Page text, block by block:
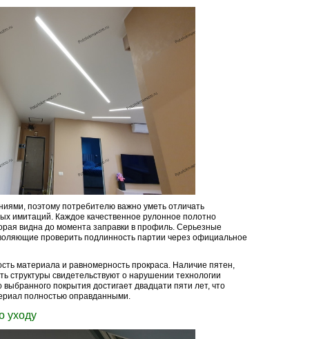
поэтому потребителю важно уметь отличать
имитаций. Каждое качественное рулонное полотно
видна до момента заправки в профиль. Серьезные
проверить подлинность партии через официальное
материала и равномерность прокраса. Наличие пятен,
структуры свидетельствуют о нарушении технологии
покрытия достигает двадцати пяти лет, что
полностью оправданными.
уходу